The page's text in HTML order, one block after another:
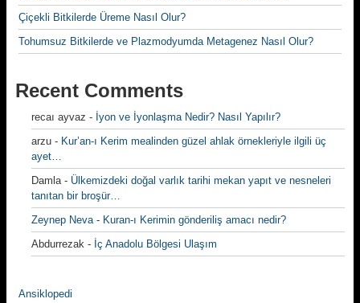
Çiçekli Bitkilerde Üreme Nasıl Olur?
Tohumsuz Bitkilerde ve Plazmodyumda Metagenez Nasıl Olur?
Recent Comments
recaı ayvaz - İyon ve İyonlaşma Nedir? Nasıl Yapılır?
arzu - Kur’an-ı Kerim mealinden güzel ahlak örnekleriyle ilgili üç
ayet…
Damla- Ülkemizdeki doğal varlık tarihi mekan yapıt ve nesneleri
tanıtan bir broşür…
Zeynep Neva- Kuran-ı Kerimin gönderiliş amacı nedir?
Abdurrezak - İç Anadolu Bölgesi Ulaşım
Ansiklopedi